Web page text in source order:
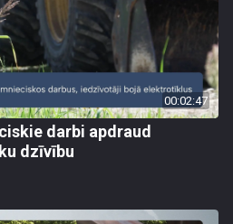
00:02:47
darbi apdraud
dzīvību